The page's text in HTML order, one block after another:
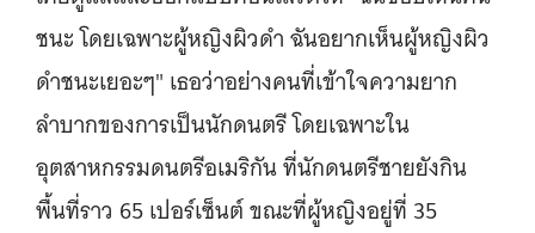
ชนะ โดยเฉพาะผู้หญิงผิวดำ ฉันอยากเห็นผู้หญิงผิว
ดำชนะเยอะๆ" เธอว่าอย่างคนที่เข้าใจความยาก
ลำบากของการเป็นนักดนตรี โดยเฉพาะใน
อุตสาหกรรมดนตรีอเมริกัน ที่นักดนตรีชายยังกิน
พื้นที่ราว 65 เปอร์เซ็นต์ ขณะที่ผู้หญิงอยู่ที่ 35